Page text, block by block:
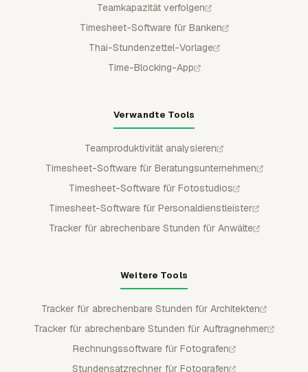
Teamkapazität verfolgen
Timesheet-Software für Banken
Thai-Stundenzettel-Vorlage
Time-Blocking-App
Verwandte Tools
Teamproduktivität analysieren
Timesheet-Software für Beratungsunternehmen
Timesheet-Software für Fotostudios
Timesheet-Software für Personaldienstleister
Tracker für abrechenbare Stunden für Anwälte
Weitere Tools
Tracker für abrechenbare Stunden für Architekten
Tracker für abrechenbare Stunden für Auftragnehmer
Rechnungssoftware für Fotografen
Stundensatzrechner für Fotografen